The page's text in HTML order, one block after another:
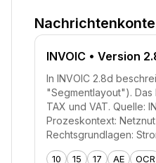
INVOIC • Version
In INVOIC 2.8d
"Segmentlayout"). Das
TAX und VAT. Quelle:
Prozeskontext:
Rechtsgrundlagen:
10 15 17 AE OCR